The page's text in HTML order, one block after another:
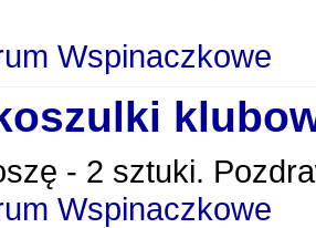
Wspinaczkowe
- 2 sztuki.
Wspinaczkowe